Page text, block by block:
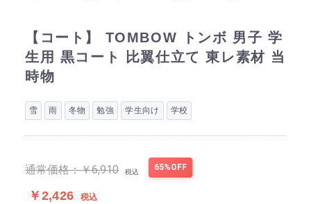
【コート】 TOMBOW トンボ 男子 学
生用 黒コート 比翼仕立て 東レ素材 当
時物
雪 雨 冬物 勉強 学生向け 学校
通常価格：￥6,910 税込 65%OFF
￥2,426 税込